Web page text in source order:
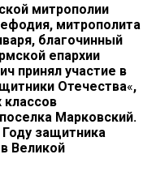
митрополии
митрополита
благочинный
епархии
принял участие в
Отечества«,
классов
Марковский.
защитника
Великой